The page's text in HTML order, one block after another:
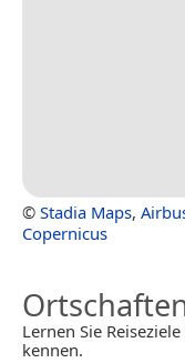
© Stadia Maps,
Copernicus
Lernen Sie
kennen.